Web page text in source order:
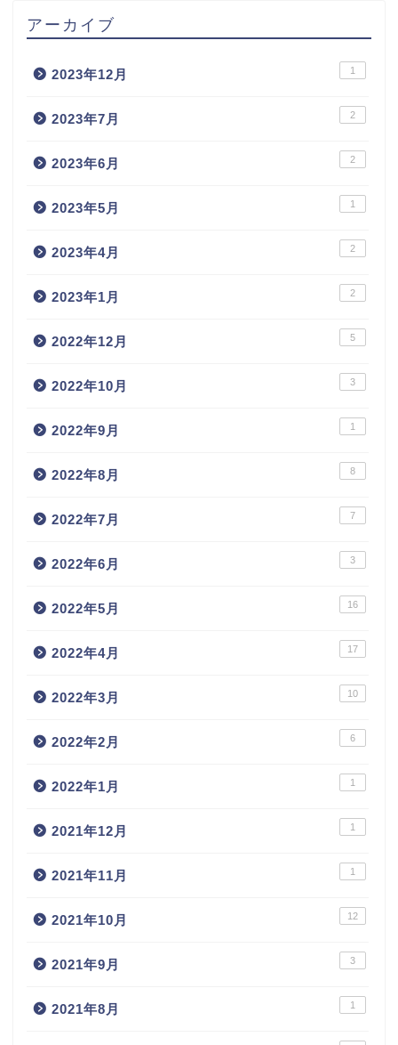
アーカイブ
2023年12月 1
2023年7月 2
2023年6月 2
2023年5月 1
2023年4月 2
2023年1月 2
2022年12月 5
2022年10月 3
2022年9月 1
2022年8月 8
2022年7月 7
2022年6月 3
2022年5月 16
2022年4月 17
2022年3月 10
2022年2月 6
2022年1月 1
2021年12月 1
2021年11月 1
2021年10月 12
2021年9月 3
2021年8月 1